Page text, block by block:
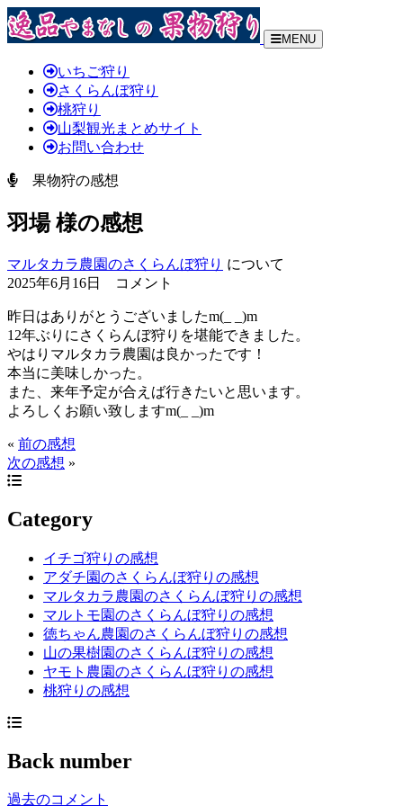
MENU
いちご狩り
さくらんぼ狩り
桃狩り
山梨観光まとめサイト
お問い合わせ
果物狩の感想
羽場 様の感想
マルタカラ農園のさくらんぼ狩り について
2025年6月16日 コメント
昨日はありがとうございましたm(_ _)m
12年ぶりにさくらんぼ狩りを堪能できました。
やはりマルタカラ農園は良かったです！
本当に美味しかった。
また、来年予定が合えば行きたいと思います。
よろしくお願い致しますm(_ _)m
« 前の感想
次の感想 »
Category
イチゴ狩りの感想
アダチ園のさくらんぼ狩りの感想
マルタカラ農園のさくらんぼ狩りの感想
マルトモ園のさくらんぼ狩りの感想
徳ちゃん農園のさくらんぼ狩りの感想
山の果樹園のさくらんぼ狩りの感想
ヤモト農園のさくらんぼ狩りの感想
桃狩りの感想
Back number
過去のコメント